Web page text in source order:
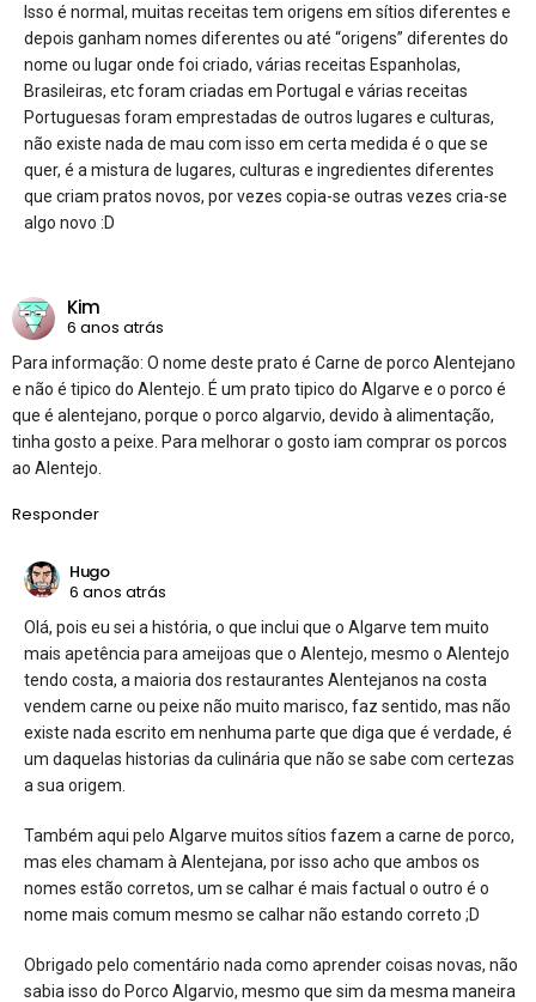
Isso é normal, muitas receitas tem origens em sítios diferentes e
depois ganham nomes diferentes ou até “origens” diferentes do
nome ou lugar onde foi criado, várias receitas Espanholas,
Brasileiras, etc foram criadas em Portugal e várias receitas
Portuguesas foram emprestadas de outros lugares e culturas,
não existe nada de mau com isso em certa medida é o que se
quer, é a mistura de lugares, culturas e ingredientes diferentes
que criam pratos novos, por vezes copia-se outras vezes cria-se
algo novo :D
Kim
6 anos atrás
Para informação: O nome deste prato é Carne de porco Alentejano
e não é tipico do Alentejo. É um prato tipico do Algarve e o porco é
que é alentejano, porque o porco algarvio, devido à alimentação,
tinha gosto a peixe. Para melhorar o gosto iam comprar os porcos
ao Alentejo.
Responder
Hugo
6 anos atrás
Olá, pois eu sei a história, o que inclui que o Algarve tem muito
mais apetência para ameijoas que o Alentejo, mesmo o Alentejo
tendo costa, a maioria dos restaurantes Alentejanos na costa
vendem carne ou peixe não muito marisco, faz sentido, mas não
existe nada escrito em nenhuma parte que diga que é verdade, é
um daquelas historias da culinária que não se sabe com certezas
a sua origem.
Também aqui pelo Algarve muitos sítios fazem a carne de porco,
mas eles chamam à Alentejana, por isso acho que ambos os
nomes estão corretos, um se calhar é mais factual o outro é o
nome mais comum mesmo se calhar não estando correto ;D
Obrigado pelo comentário nada como aprender coisas novas, não
sabia isso do Porco Algarvio, mesmo que sim da mesma maneira